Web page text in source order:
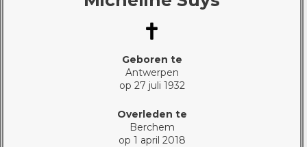
Geboren te
Antwerpen
op 27 juli 1932
Overleden te
Berchem
op 1 april 2018